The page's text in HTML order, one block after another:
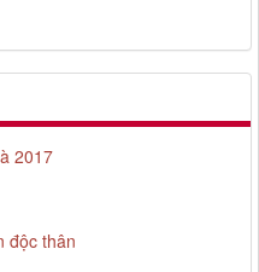
2017
độc thân